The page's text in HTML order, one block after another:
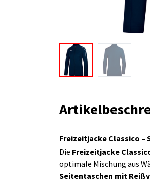
Freizeitjacke Classico
Die Freizeitjacke
optimale Mischung aus
Seitentaschen mit